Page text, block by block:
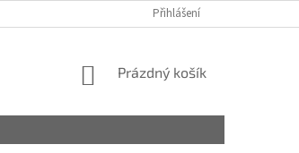
PODMÍNKY OCHRANY OSOBNÍCH ÚDAJŮ
Přihlášení
NÁKUPNÍ
Prázdný košík